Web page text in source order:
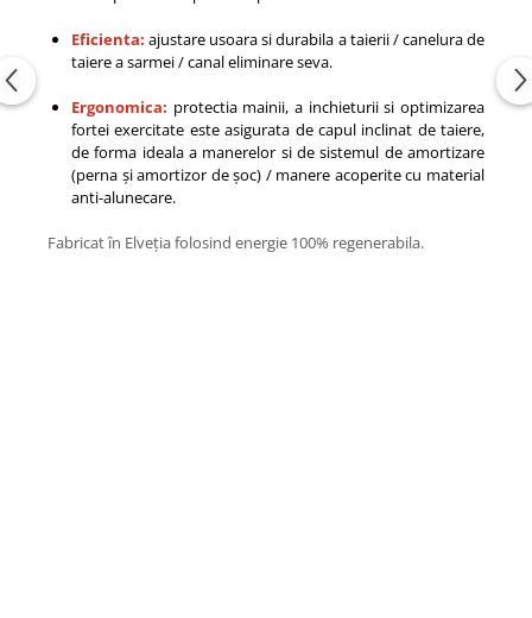
Eficienta: ajustare usoara si durabila a taierii / canelura de
taiere a sarmei / canal eliminare seva.
Ergonomica: protectia mainii, a inchieturii si optimizarea
fortei exercitate este asigurata de capul inclinat de taiere,
de forma ideala a manerelor si de sistemul de amortizare
(perna și amortizor de șoc) / manere acoperite cu material
anti-alunecare.
Fabricat în Elveția folosind energie 100% regenerabila.